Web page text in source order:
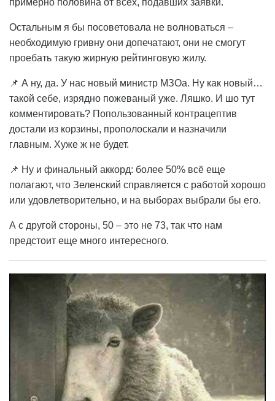
Остальным я бы посоветовала не волноваться –
необходимую гривну они допечатают, они не смогут
проебать такую жирную рейтинговую жилу.
📌 А ну, да. У нас новый министр МЗОа. Ну как новый…
такой себе, изрядно пожеваный уже. Ляшко. И шо тут
комментировать? Попользованный контрацептив
достали из корзины, прополоскали и назначили
главным. Хуже ж не будет.
📌 Ну и финальный аккорд: более 50% всё еще
полагают, что Зеленский справляется с работой хорошо
или удовлетворительно, и на выборах выбрали бы его.
А с другой стороны, 50 – это не 73, так что нам
предстоит еще много интересного.